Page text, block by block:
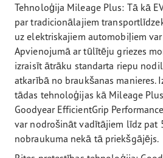
Tehnoloģija Mileage Plus: Tā kā
par tradicionālajiem
uz elektriskajiem automobiļiem
Apvienojumā ar tūlītēju griezes
izraisīt ātrāku standarta riepu
atkarībā no braukšanas manieres.
tādas tehnoloģijas kā Mileage
Goodyear EfficientGrip
var nodrošināt vadītājiem līdz pat
nobraukuma nekā tā priekšgājējs.